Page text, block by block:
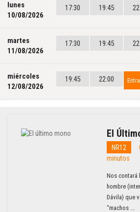
lunes
10/08/2026
17:30 19:45
martes
11/08/2026
17:30 19:45
miércoles
12/08/2026
19:45 22:00
El
NR12
minutos
Nos contará
hombre
Dávila) que
“machos ...